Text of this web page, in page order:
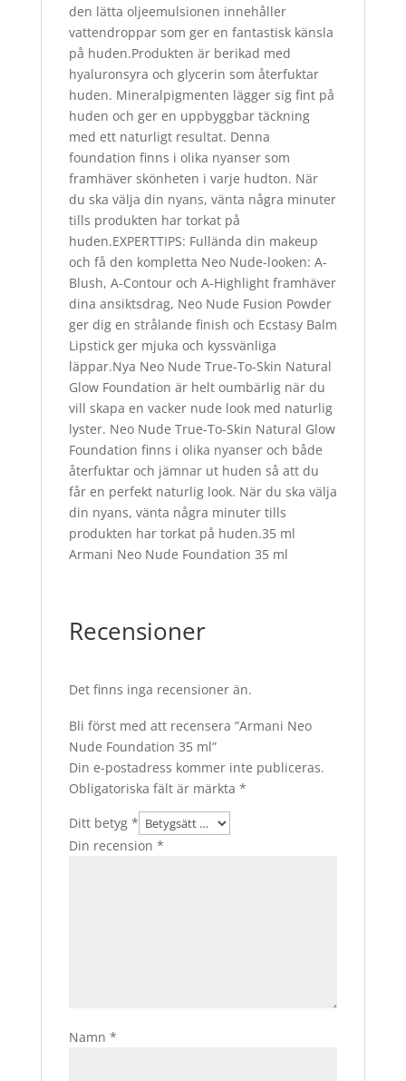
den lätta oljeemulsionen innehåller
vattendroppar som ger en fantastisk känsla
på huden.Produkten är berikad med
hyaluronsyra och glycerin som återfuktar
huden. Mineralpigmenten lägger sig fint på
huden och ger en uppbyggbar täckning
med ett naturligt resultat. Denna
foundation finns i olika nyanser som
framhäver skönheten i varje hudton. När
du ska välja din nyans, vänta några minuter
tills produkten har torkat på
huden.EXPERTTIPS: Fullända din makeup
och få den kompletta Neo Nude-looken: A-
Blush, A-Contour och A-Highlight framhäver
dina ansiktsdrag, Neo Nude Fusion Powder
ger dig en strålande finish och Ecstasy Balm
Lipstick ger mjuka och kyssvänliga
läppar.Nya Neo Nude True-To-Skin Natural
Glow Foundation är helt oumbärlig när du
vill skapa en vacker nude look med naturlig
lyster. Neo Nude True-To-Skin Natural Glow
Foundation finns i olika nyanser och både
återfuktar och jämnar ut huden så att du
får en perfekt naturlig look. När du ska välja
din nyans, vänta några minuter tills
produkten har torkat på huden.35 ml
Armani Neo Nude Foundation 35 ml
Recensioner
Det finns inga recensioner än.
Bli först med att recensera ”Armani Neo
Nude Foundation 35 ml”
Din e-postadress kommer inte publiceras.
Obligatoriska fält är märkta *
Ditt betyg *
Din recension *
Namn *